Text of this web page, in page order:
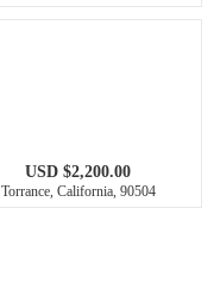
USD $2,200.00
Torrance, California, 90504